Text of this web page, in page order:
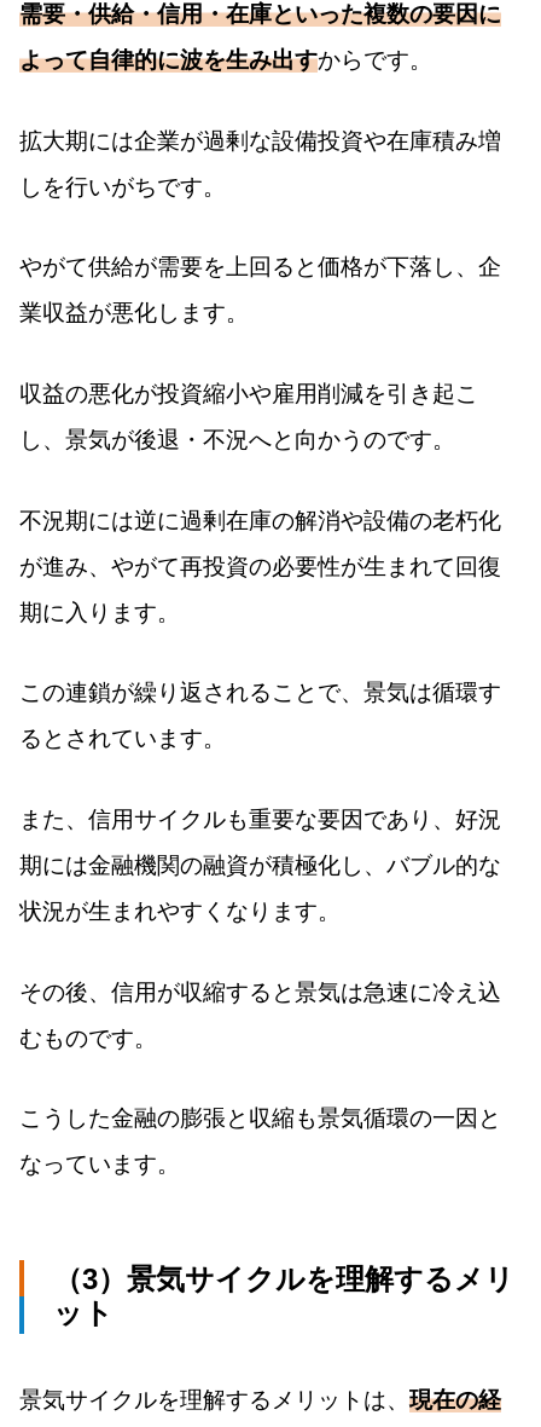
需要・供給・信用・在庫といった複数の要因に
よって自律的に波を生み出すからです。
拡大期には企業が過剰な設備投資や在庫積み増
しを行いがちです。
やがて供給が需要を上回ると価格が下落し、企
業収益が悪化します。
収益の悪化が投資縮小や雇用削減を引き起こ
し、景気が後退・不況へと向かうのです。
不況期には逆に過剰在庫の解消や設備の老朽化
が進み、やがて再投資の必要性が生まれて回復
期に入ります。
この連鎖が繰り返されることで、景気は循環す
るとされています。
また、信用サイクルも重要な要因であり、好況
期には金融機関の融資が積極化し、バブル的な
状況が生まれやすくなります。
その後、信用が収縮すると景気は急速に冷え込
むものです。
こうした金融の膨張と収縮も景気循環の一因と
なっています。
（3）景気サイクルを理解するメリ
ット
景気サイクルを理解するメリットは、 現在の経